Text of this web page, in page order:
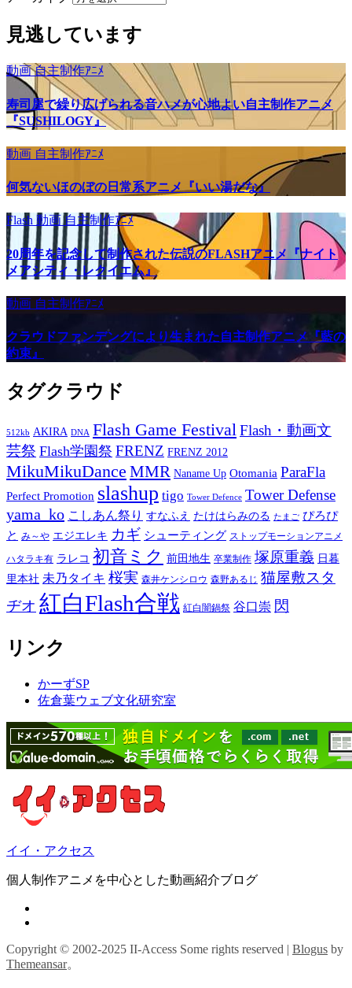
見逃しています
動画自主制作ｱﾆﾒ
寿司屋で繰り広げられる音ハメが心地よい自主制作アニメ
『SUSHILOGY』
動画 自主制作ｱﾆﾒ
何気ないほのぼの日常系アニメ『いい湯だな』
Flash 動画自主制作ｱﾆﾒ
20周年を記念して制作された伝説のFLASHアニメ『ナイト
メアシティ・レクイエム』
動画 自主制作ｱﾆﾒ
クラウドファンデングにより生まれた自主制作アニメ『藍の
約束』
タグクラウド
512kb AKIRA DNA Flash Game FestivalFlash・動画文
芸祭 Flash学園祭 FRENZ FRENZ 2012
MikuMikuDance MMR Naname Up Otomania ParaFla
Perfect Promotion slashup tigo Tower Defence Tower Defense
yama_ko こしあん祭り すなふえ たけはらみのる たまご ぴろぴ
と み～や エジエレキ カギ シューティング ストップモーションアニメ
ハタラキ有 ラレコ 初音ミク 前田地生 卒業制作 塚原重義 日暮
里本社 未乃タイキ 桜実 森井ケンシロウ 森野あるじ 猫屋敷スタ
ヂオ 紅白Flash合戦 紅白闇鍋祭 谷口崇 閃
リンク
かーずSP
佐倉葉ウェブ文化研究室
イイ・アクセス
個人制作アニメを中心とした動画紹介ブログ
Copyright © 2002-2025 II-Access Some rights reserved | Blogus by
Themeansar。